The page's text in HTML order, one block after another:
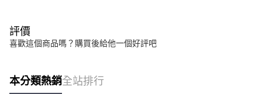
評價
喜歡這個商品嗎？購買後給他一個好評吧
本分類熱銷全站排行